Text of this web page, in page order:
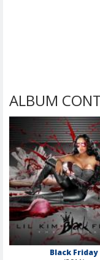
ALBUM
Black Friday